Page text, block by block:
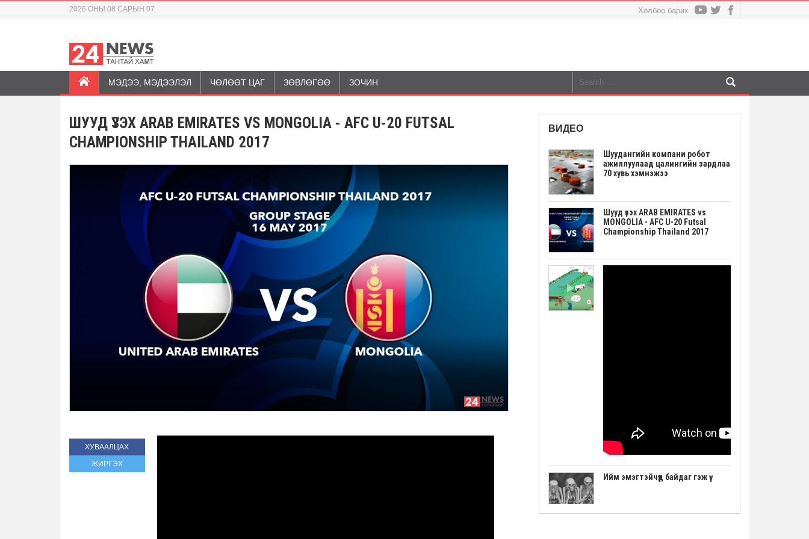
2026 ОНЫ 08 САРЫН 07 Холбоо барих
МЭДЭЭ, МЭДЭЭЛЭЛ ЧӨЛӨӨТ ЦАГ ЗӨВЛӨГӨӨ ЗОЧИН
ВИДЕО
Шуудангийн компани робот
ажиллуулаад цалингийн зардлаа
70 хувь хэмнэжээ
Шууд үзэх ARAB EMIRATES vs
MONGOLIA - AFC U-20 Futsal
Championship Thailand 2017
Ийм эмэгтэйчүүд байдаг гэж үү
ШУУД ҮЗЭХ ARAB EMIRATES VS MONGOLIA - AFC U-20 FUTSAL
CHAMPIONSHIP THAILAND 2017
ХУВААЛЦАХ
ЖИРГЭХ